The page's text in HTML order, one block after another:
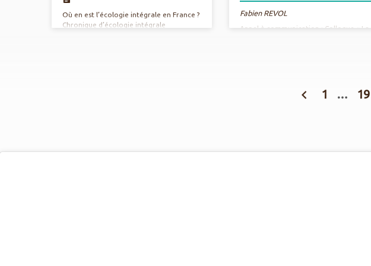
Où en est l’écologie intégrale en France ?
Chronique d’écologie intégrale
Fabien REVOL
Appel à communication : Colloque « La
économiques, crise des représentations
sociales, crise des valeurs, crise
1 … 19